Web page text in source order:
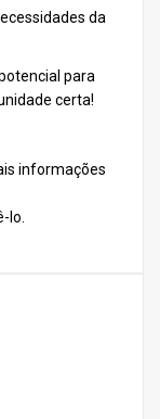
da
para
certa!
informações
lo.